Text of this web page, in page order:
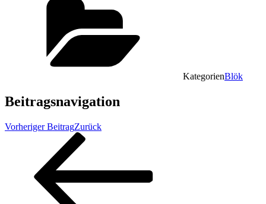
KategorienBlök
Beitragsnavigation
Vorheriger BeitragZurück